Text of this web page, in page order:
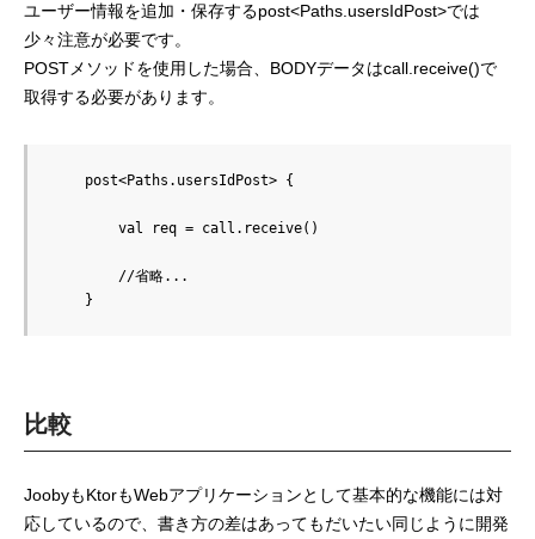
ユーザー情報を追加・保存するpost<Paths.usersIdPost>では
少々注意が必要です。
POSTメソッドを使用した場合、BODYデータはcall.receive()で
取得する必要があります。
    post<Paths.usersIdPost> {
        val req = call.receive()
        //省略...
比較
JoobyもKtorもWebアプリケーションとして基本的な機能には対
応しているので、書き方の差はあってもだいたい同じように開発